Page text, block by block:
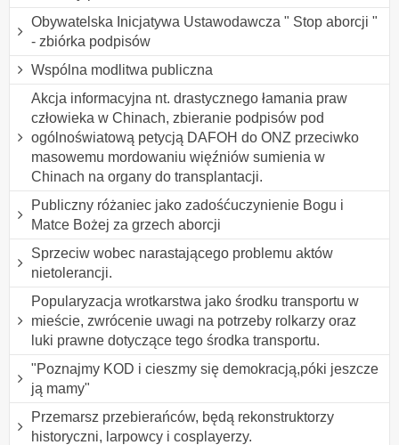
Obywatelska Inicjatywa Ustawodawcza " Stop aborcji "
- zbiórka podpisów
Wspólna modlitwa publiczna
Akcja informacyjna nt. drastycznego łamania praw
człowieka w Chinach, zbieranie podpisów pod
ogólnoświatową petycją DAFOH do ONZ przeciwko
masowemu mordowaniu więźniów sumienia w
Chinach na organy do transplantacji.
Publiczny różaniec jako zadośćuczynienie Bogu i
Matce Bożej za grzech aborcji
Sprzeciw wobec narastającego problemu aktów
nietolerancji.
Popularyzacja wrotkarstwa jako środku transportu w
mieście, zwrócenie uwagi na potrzeby rolkarzy oraz
luki prawne dotyczące tego środka transportu.
"Poznajmy KOD i cieszmy się demokracją,póki jeszcze
ją mamy"
Przemarsz przebierańców, będą rekonstruktorzy
historyczni, larpowcy i cosplayerzy.